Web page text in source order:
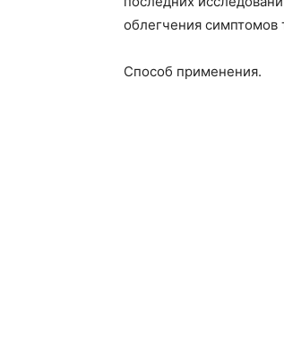
облегчения симптомов
Способ применения.